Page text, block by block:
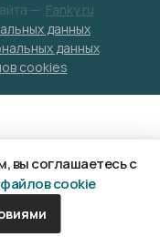
— Fanky.ru
данных
данных
cookies
вы соглашаетесь с
cookie